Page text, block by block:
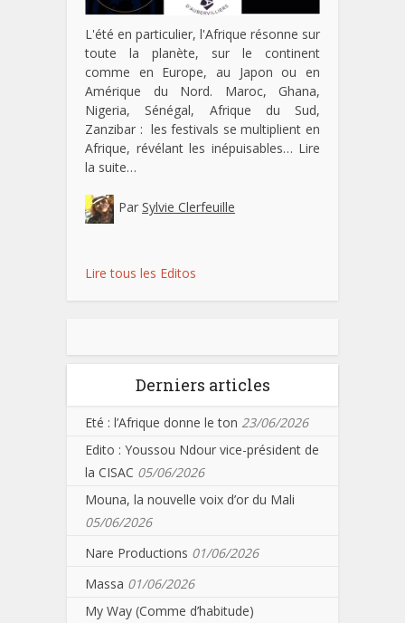
L'été en particulier, l'Afrique résonne sur
toute la planète, sur le continent
comme en Europe, au Japon ou en
Amérique du Nord. Maroc, Ghana,
Nigeria, Sénégal, Afrique du Sud,
Zanzibar : les festivals se multiplient en
Afrique, révélant les inépuisables… Lire
la suite…
Par Sylvie Clerfeuille
Lire tous les Editos
Derniers articles
Eté : l’Afrique donne le ton 23/06/2026
Edito : Youssou Ndour vice-président de
la CISAC 05/06/2026
Mouna, la nouvelle voix d’or du Mali
05/06/2026
Nare Productions 01/06/2026
Massa 01/06/2026
My Way (Comme d’habitude)